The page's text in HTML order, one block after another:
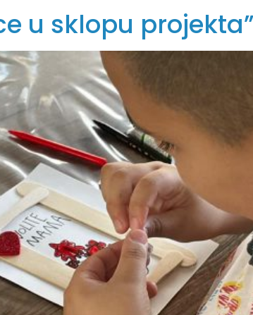
u sklopu